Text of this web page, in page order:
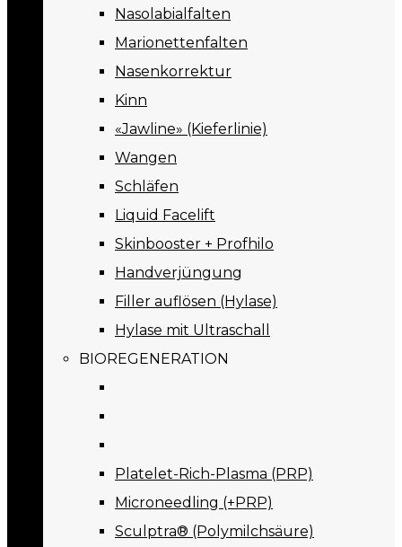
Nasolabialfalten
Marionettenfalten
Nasenkorrektur
Kinn
«Jawline» (Kieferlinie)
Wangen
Schläfen
Liquid Facelift
Skinbooster + Profhilo
Handverjüngung
Filler auflösen (Hylase)
Hylase mit Ultraschall
BIOREGENERATION
Platelet-Rich-Plasma (PRP)
Microneedling (+PRP)
Sculptra® (Polymilchsäure)